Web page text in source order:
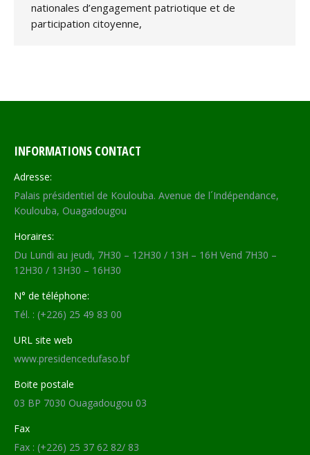
nationales d’engagement patriotique et de
participation citoyenne,
INFORMATIONS CONTACT
Adresse:
Palais présidentiel de Koulouba. Avenue de l´Indépendance,
Koulouba, Ouagadougou
Horaires:
Du Lundi au jeudi, 7H30 – 12H30 / 13H – 16H Vend 7H30 –
12H30 / 13H30 – 16H30
N° de téléphone:
Tél. : (+226) 25 49 83 00
URL site web
www.presidencedufaso.bf
Boite postale
03 BP 7030 Ouagadougou 03
Fax
Fax : (+226) 25 37 62 82/ 83